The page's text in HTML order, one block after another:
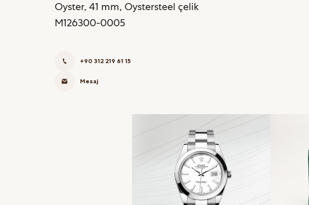
Oyster, 41 mm, Oystersteel çelik
M126300-0005
+90 312 219 61 15
Mesaj